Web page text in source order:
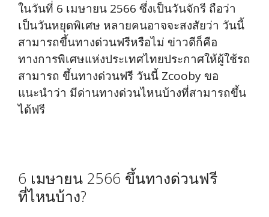
ในวันที่ 6 เมษายน 2566 ซึ่งเป็นวันจักรี ถือว่า
เป็นวันหยุดพิเศษ หลายคนอาจจะสงสัยว่า วันนี้
สามารถขึ้นทางด่วนฟรีหรือไม่ ข่าวดีก็คือ
ทางการพิเศษแห่งประเทศไทยประกาศให้ผู้ใช้รถ
สามารถ ขึ้นทางด่วนฟรี วันนี้ Zcooby ขอ
แนะนำว่า มีด่านทางด่วนไหนบ้างที่สามารถขึ้น
ได้ฟรี
6 เมษายน 2566 ขึ้นทางด่วนฟรี
ที่ไหนบ้าง?